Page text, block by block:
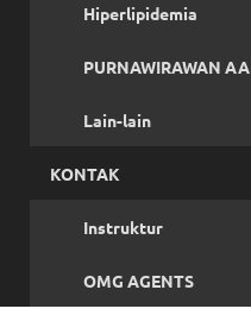
Hiperlipidemia
PURNAWIRAWAN
Lain-lain
KONTAK
Instruktur
OMG AGENTS